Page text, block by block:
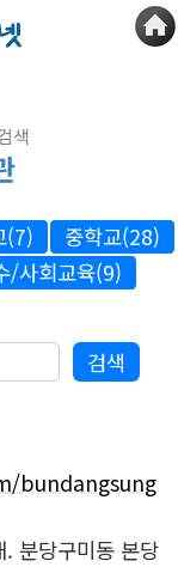
(7)
중학교(28)
/사회교육(9)
bundangsung
분당구미동 본당